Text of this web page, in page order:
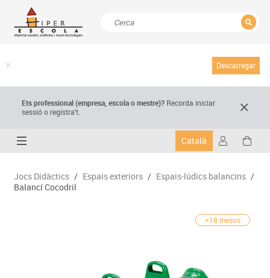
Descarregar
Ets professional (empresa,escola o mestre)? Recorda iniciar
sessió o registra't.
Català
Jocs Didàctics / Espais exteriors / Espais-lúdics balancins /
Balancí Cocodril
+18 mesos